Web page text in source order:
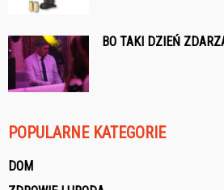
BO TAKI DZIEŃ
POPULARNE KATEGORIE
DOM